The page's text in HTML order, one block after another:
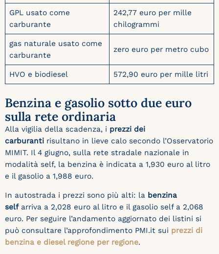
GPL usato come
carburante
242,77 euro per mille
chilogrammi
gas naturale usato come
carburante
zero euro per metro cubo
HVO e biodiesel 572,90 euro per mille litri
Benzina e gasolio sotto due euro
sulla rete ordinaria
Alla vigilia della scadenza, i prezzi dei
carburanti risultano in lieve calo secondo l’Osservatorio
MIMIT. Il 4 giugno, sulla rete stradale nazionale in
modalità self, la benzina è indicata a 1,930 euro al litro
e il gasolio a 1,988 euro.
In autostrada i prezzi sono più alti: la benzina
selfarriva a 2,028 euro al litro e il gasolio self a 2,068
euro. Per seguire l’andamento aggiornato dei listini si
può consultare l’approfondimento PMI.it sui prezzi di
benzina e diesel regione per regione.